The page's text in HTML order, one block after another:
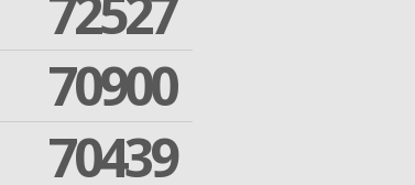
70900
70439